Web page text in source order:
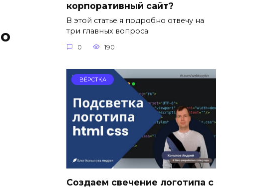
корпоративный сайт?
В этой статье я подробно отвечу на
три главных вопроса
0 190
ВЁРСТКА
Создаем свечение логотипа с